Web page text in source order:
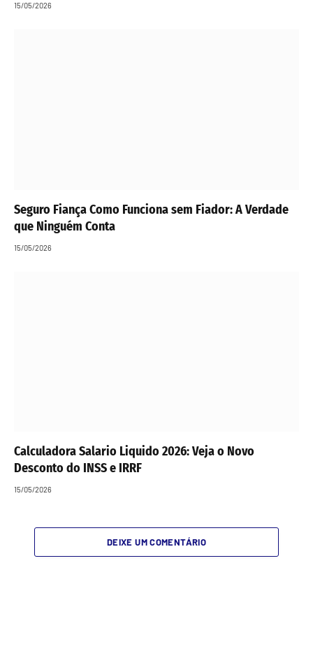
15/05/2026
Seguro Fiança Como Funciona sem Fiador: A Verdade
que Ninguém Conta
15/05/2026
Calculadora Salario Liquido 2026: Veja o Novo
Desconto do INSS e IRRF
15/05/2026
DEIXE UM COMENTÁRIO